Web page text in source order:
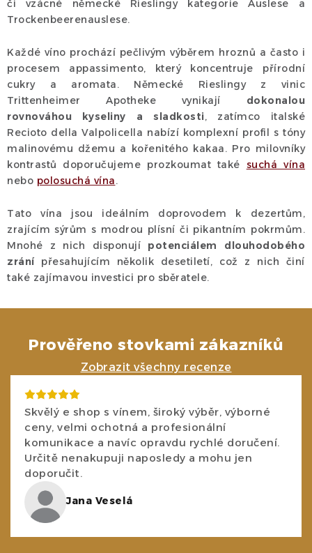
í
r
v
k
y
v
ý
p
i
u
či vzácné německé Rieslingy kategorie Auslese a
Trockenbeerenauslese.
Každé víno prochází pečlivým výběrem hroznů a často i
procesem appassimento, který koncentruje přírodní
cukry a aromata. Německé Rieslingy z vinic
Trittenheimer Apotheke vynikají dokonalou
rovnováhou kyseliny a sladkosti, zatímco italské
Recioto della Valpolicella nabízí komplexní profil s tóny
malinovému džemu a kořenitého kakaa. Pro milovníky
kontrastů doporučujeme prozkoumat také suchá vína
nebo polosuchá vína.
Tato vína jsou ideálním doprovodem k dezertům,
zrajícím sýrům s modrou plísní či pikantním pokrmům.
Mnohé z nich disponují potenciálem dlouhodobého
zránípřesahujícím několik desetiletí, což z nich činí
také zajímavou investici pro sběratele.
Prověřeno stovkami zákazníků
Zobrazit všechny recenze
Skvělý e shop s vínem, široký výběr, výborné
ceny, velmi ochotná a profesionální
komunikace a navíc opravdu rychlé doručení.
Určitě nenakupuji naposledy a mohu jen
doporučit.
Jana Veselá